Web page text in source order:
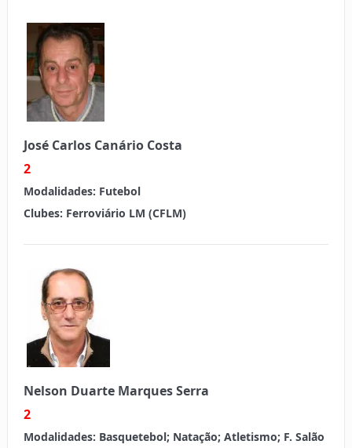
José Carlos Canário Costa
2
Modalidades: Futebol
Clubes: Ferroviário LM (CFLM)
Nelson Duarte Marques Serra
2
Modalidades: Basquetebol; Natação; Atletismo; F. Salão